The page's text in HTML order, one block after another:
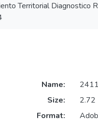
Territorial
Name:
Size:
2.72
Format: